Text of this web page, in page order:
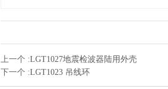
上一个 :LGT1027地震检波器陆用外壳
下一个 :LGT1023 吊线环